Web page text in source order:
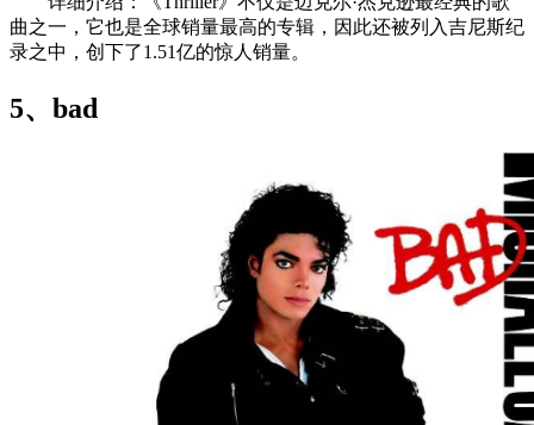
曲之一，它也是全球销量最高的专辑，因此还被列入吉尼斯纪
录之中，创下了1.51亿的惊人销量。
5、bad